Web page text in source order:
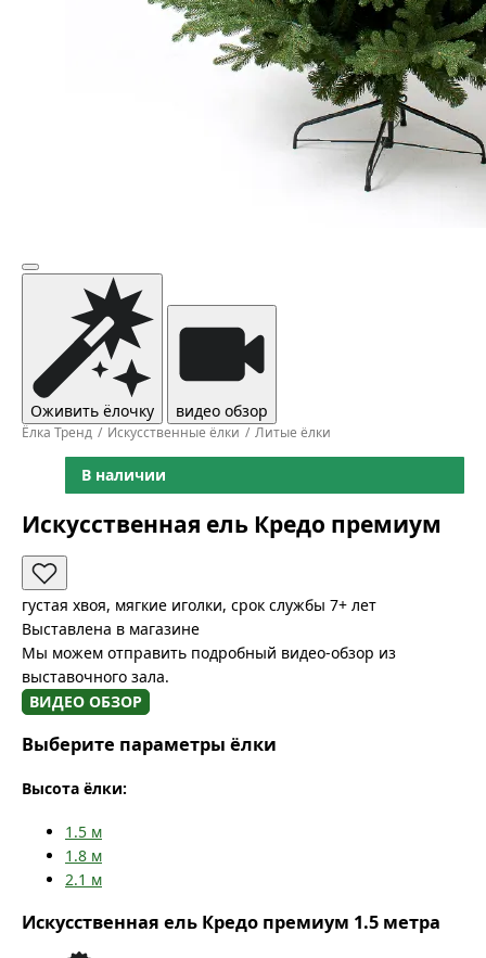
Оживить ёлочку видео обзор
Ёлка Тренд Искусственные ёлки Литые ёлки
В наличии
Искусственная ель Кредо премиум
густая хвоя, мягкие иголки, срок службы 7+ лет
Выставлена в магазине
Мы можем отправить подробный видео-обзор из
выставочного зала.
ВИДЕО ОБЗОР
Выберите параметры ёлки
Высота ёлки:
1.5 м
1.8 м
2.1 м
Искусственная ель Кредо премиум 1.5 метра